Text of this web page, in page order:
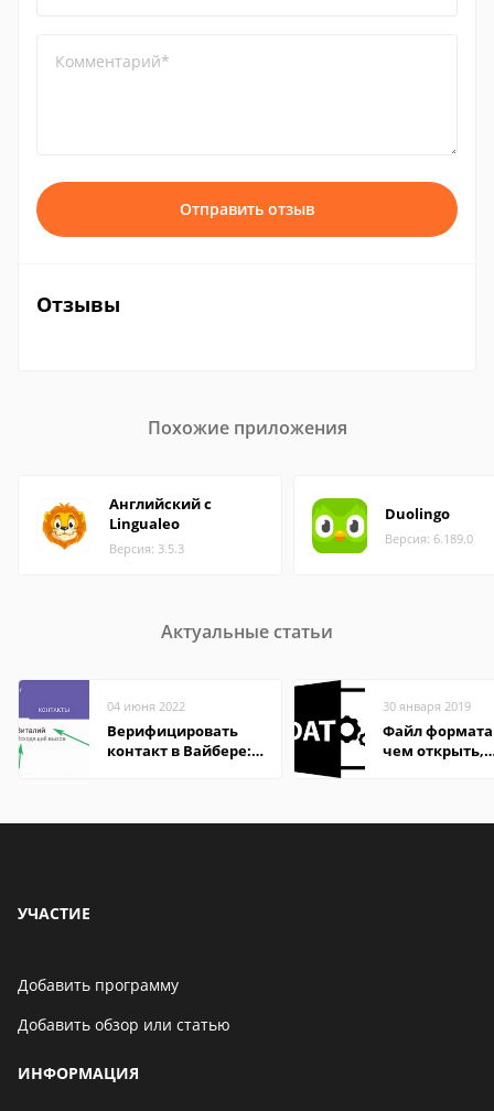
Комментарий*
Отправить отзыв
Отзывы
Похожие приложения
Английский с
Lingualeo
Версия: 3.5.3
Duolingo
Версия: 6.189.0
Актуальные статьи
04 июня 2022
Верифицировать
контакт в Вайбере:
30 января 2019
Файл формата
чем открыть,
УЧАСТИЕ
Добавить программу
Добавить обзор или статью
ИНФОРМАЦИЯ